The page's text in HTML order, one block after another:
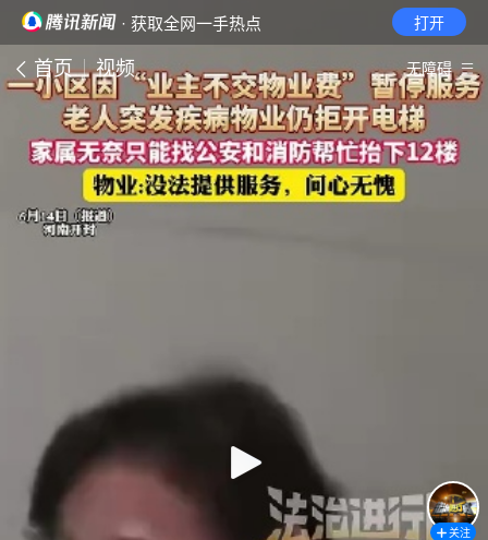
· 获取全网一手热点 打开
首页 视频 无障碍
关注